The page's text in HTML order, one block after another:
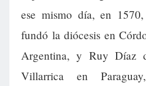
ese mismo día, en
fundó la diócesis en
Argentina, y Ruy Díaz
Villarrica en